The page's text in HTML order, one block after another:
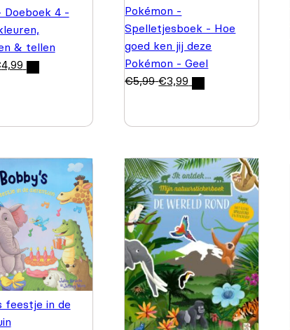
Doeboek 4 -
& tellen
4,99
Pokémon -
Spelletjesboek - Hoe
goed ken jij deze
Pokémon - Geel
€5,99 €3,99
feestje in de